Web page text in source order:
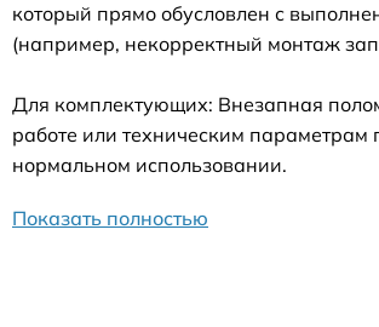
который прямо обусловлен с
(например, некорректный монтаж
Для комплектующих: Внезапная
работе или техническим параметрам
нормальном использовании.
Показать полностью